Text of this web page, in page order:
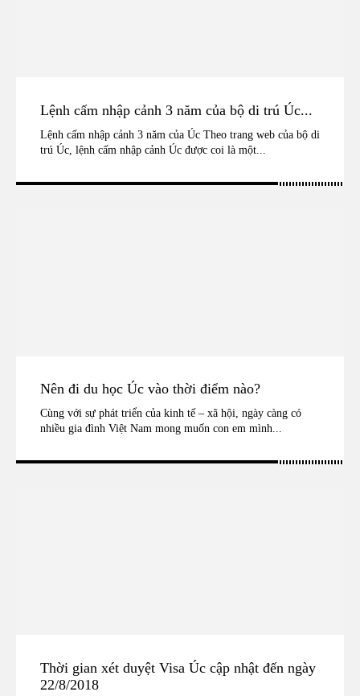
Lệnh cấm nhập cảnh 3 năm của bộ di trú Úc...
Lệnh cấm nhập cảnh 3 năm của Úc Theo trang web của bộ di
trú Úc, lệnh cấm nhập cảnh Úc được coi là một...
Nên đi du học Úc vào thời điểm nào?
Cùng với sự phát triển của kinh tế – xã hội, ngày càng có
nhiều gia đình Việt Nam mong muốn con em mình...
Thời gian xét duyệt Visa Úc cập nhật đến ngày
22/8/2018